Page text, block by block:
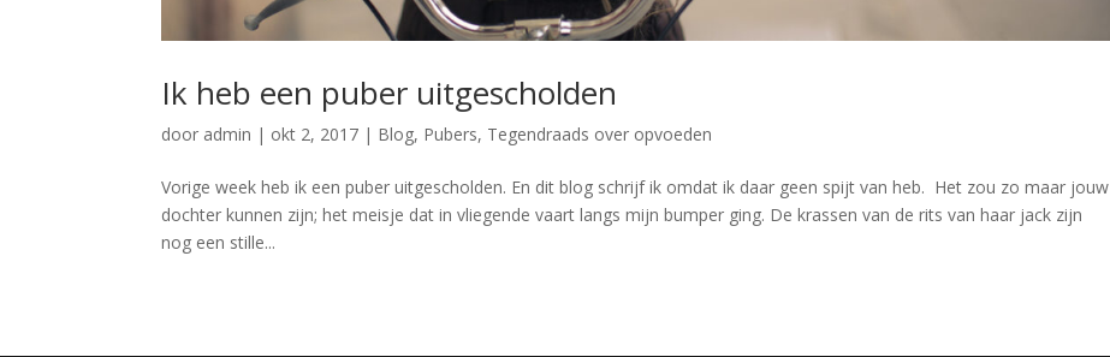
Ik heb een puber uitgescholden
door admin | okt 2, 2017 | Blog, Pubers, Tegendraads over opvoeden
Vorige week heb ik een puber uitgescholden. En dit blog schrijf ik omdat ik daar geen spijt van heb. Het zou zo maar jouw
dochter kunnen zijn; het meisje dat in vliegende vaart langs mijn bumper ging. De krassen van de rits van haar jack zijn
nog een stille...